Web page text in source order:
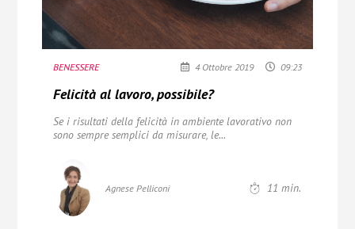
BENESSERE 4 Ottobre 2019 09:23
Felicità al lavoro, possibile?
Se i risultati della felicità in ambiente lavorativo non
sono sempre semplici da misurare, le...
Agnese Pelliconi 11 min.